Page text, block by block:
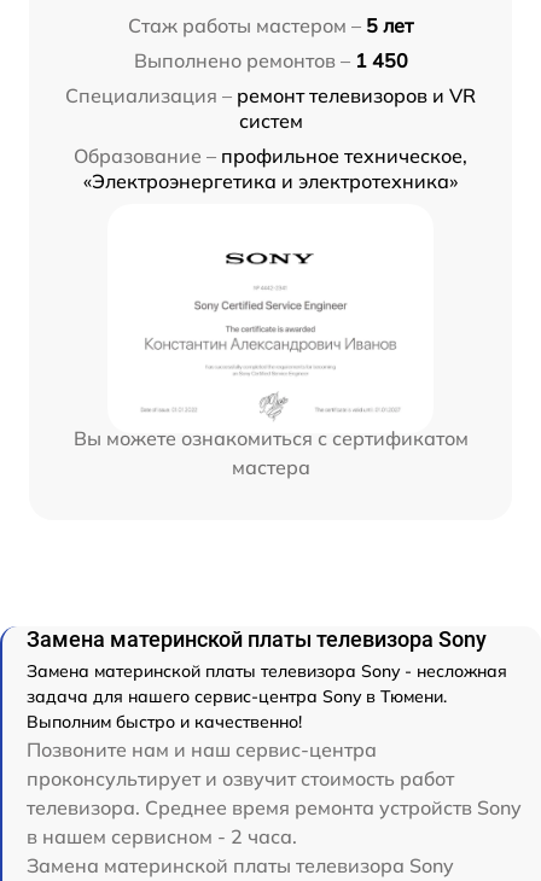
Стаж работы мастером – 5 лет
Выполнено ремонтов – 1 450
Специализация – ремонт телевизоров и VR
систем
Образование – профильное техническое,
«Электроэнергетика и электротехника»
Вы можете ознакомиться с сертификатом
мастера
Замена материнской платы телевизора Sony
Замена материнской платы телевизора Sony - несложная
задача для нашего сервис-центра Sony в Тюмени.
Выполним быстро и качественно!
Позвоните нам и наш сервис-центра
проконсультирует и озвучит стоимость работ
телевизора. Среднее время ремонта устройств Sony
в нашем сервисном - 2 часа.
Замена материнской платы телевизора Sony